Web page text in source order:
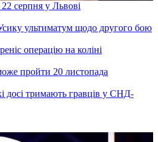
серпня у Львові
ультиматум щодо другого бою
операцію на коліні
пройти 20 листопада
досі тримають гравців у СНД-